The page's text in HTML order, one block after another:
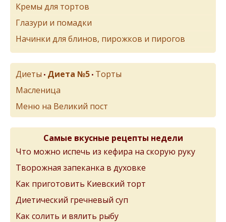
Кремы для тортов
Глазури и помадки
Начинки для блинов, пирожков и пирогов
Диеты • Диета №5 • Торты
Масленица
Меню на Великий пост
Самые вкусные рецепты недели
Что можно испечь из кефира на скорую руку
Творожная запеканка в духовке
Как приготовить Киевский торт
Диетический гречневый суп
Как солить и вялить рыбу